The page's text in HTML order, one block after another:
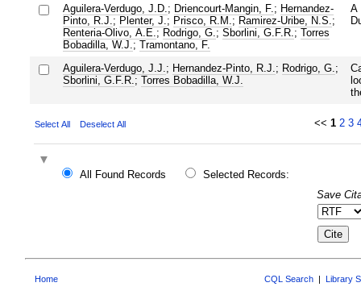
Aguilera-Verdugo, J.D. ; Driencourt-Mangin, F. ; Hernandez-
Pinto, R.J. ; Plenter, J. ; Prisco, R.M. ; Ramirez-Uribe, N.S. ;
Renteria-Olivo, A.E. ; Rodrigo, G. ; Sborlini, G.F.R. ; Torres
Bobadilla, W.J. ; Tramontano, F.
A
Aguilera-Verdugo, J.J. ; Hernandez-Pinto, R.J. ; Rodrigo, G. ;
Sborlini, G.F.R. ; Torres Bobadilla, W.J.
Select All Deselect All << 1 2 3
All Found Records
Selected Records:
Save
Home CQL Search Library